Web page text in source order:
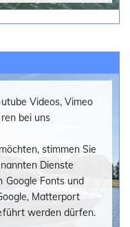
&
Antenne
Videos, Vimeo
bei uns
stimmen Sie
Dienste
Google Fonts und
Matterport
werden dürfen.